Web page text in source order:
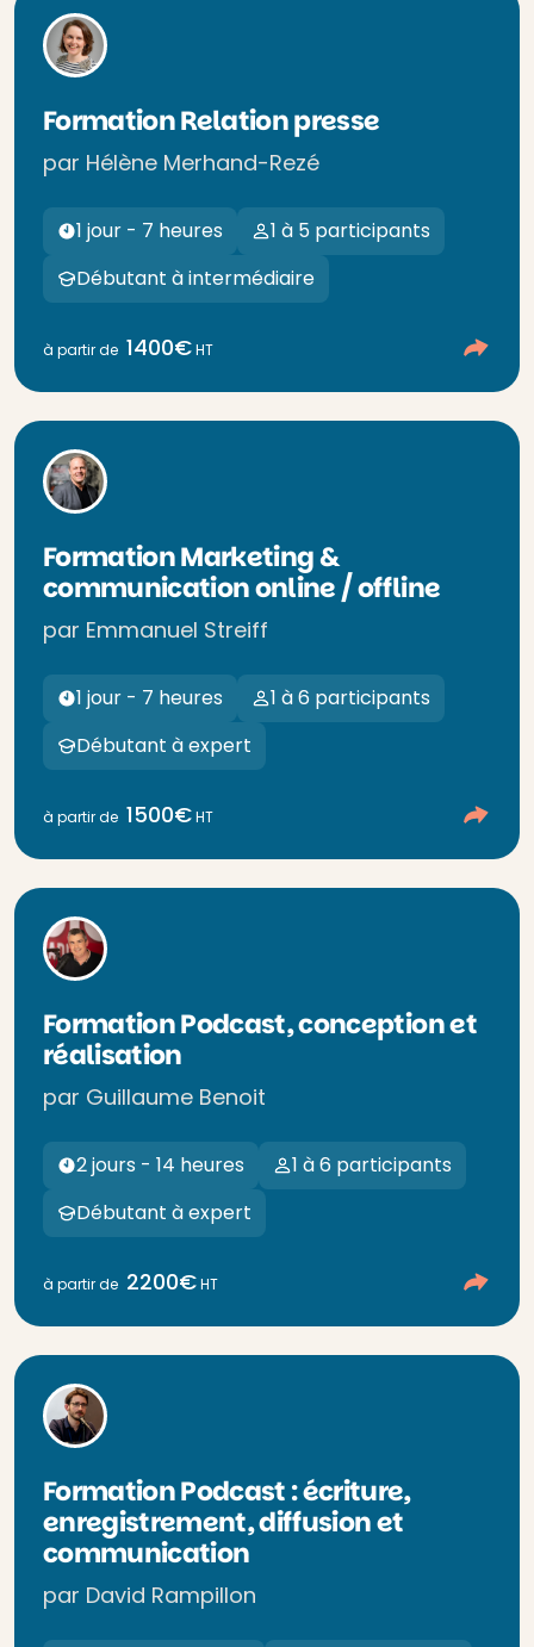
Formation Relation presse
par Hélène Merhand-Rezé
1 jour - 7 heures
1 à 5 participants
Débutant à intermédiaire
à partir de 1400€HT
Formation Marketing &
communication online / offline
par Emmanuel Streiff
1 jour - 7 heures
1 à 6 participants
Débutant à expert
à partir de 1500€HT
Formation Podcast, conception et
réalisation
par Guillaume Benoit
2 jours - 14 heures
1 à 6 participants
Débutant à expert
à partir de 2200€HT
Formation Podcast : écriture,
enregistrement, diffusion et
communication
par David Rampillon